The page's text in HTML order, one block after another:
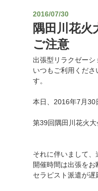
2016/07/30
隅田川花火
ご注意
出張型リラクゼーシ
いつもご利用くださ
す。
本日、2016年7月
第39回隅田川花火大
それに伴いまして、
開催時間は出張を
セラピスト派遣が遅